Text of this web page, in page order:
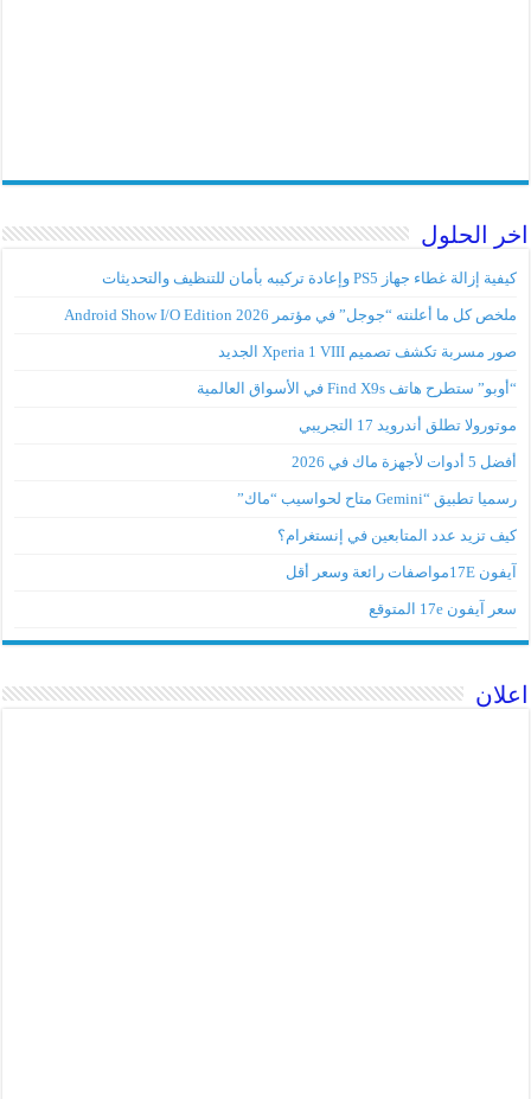
اخر الحلول
كيفية إزالة غطاء جهاز PS5 وإعادة تركيبه بأمان للتنظيف والتحديثات
ملخص كل ما أعلنته “جوجل” في مؤتمر Android Show I/O Edition 2026
صور مسربة تكشف تصميم Xperia 1 VIII الجديد
“أوبو” ستطرح هاتف Find X9s في الأسواق العالمية
موتورولا تطلق أندرويد 17 التجريبي
أفضل 5 أدوات لأجهزة ماك في 2026
رسميا تطبيق “Gemini متاح لحواسيب “ماك”
كيف تزيد عدد المتابعين في إنستغرام؟
آيفون 17Eمواصفات رائعة وسعر أقل
سعر آيفون 17e المتوقع
اعلان